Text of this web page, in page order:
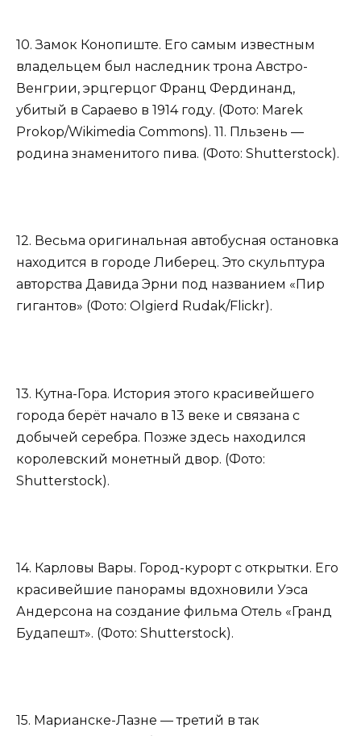
10. Замок Конопиште. Его самым известным
владельцем был наследник трона Австро-
Венгрии, эрцгерцог Франц Фердинанд,
убитый в Сараево в 1914 году. (Фото: Marek
Prokop/Wikimedia Commons). 11. Пльзень —
родина знаменитого пива. (Фото: Shutterstock).
12. Весьма оригинальная автобусная остановка
находится в городе Либерец. Это скульптура
авторства Давида Эрни под названием «Пир
гигантов» (Фото: Olgierd Rudak/Flickr).
13. Кутна-Гора. История этого красивейшего
города берёт начало в 13 веке и связана с
добычей серебра. Позже здесь находился
королевский монетный двор. (Фото:
Shutterstock).
14. Карловы Вары. Город-курорт с открытки. Его
красивейшие панорамы вдохновили Уэса
Андерсона на создание фильма Отель «Гранд
Будапешт». (Фото: Shutterstock).
15. Марианске-Лазне — третий в так